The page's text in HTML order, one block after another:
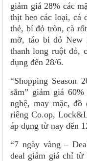
giảm giá 28% các
thịt heo các loại, cá
thẻ, bí đỏ tròn, cà
mỡ, táo bi đỏ New
thanh long ruột đỏ,
dụng đến 28/6.
“Shopping Season
sắm” giảm giá
nghệ, may mặc, đồ
riêng Co.op,
áp dụng từ nay đến
“7 ngày vàng –
deal giảm giá chỉ từ